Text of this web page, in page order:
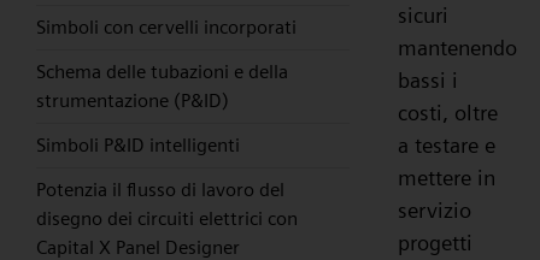
Simboli con cervelli incorporati
Schema delle tubazioni e della
strumentazione (P&ID)
Simboli P&ID intelligenti
Potenzia il flusso di lavoro del
disegno dei circuiti elettrici con
Capital X Panel Designer
sicuri
mantenendo
bassi i
costi, oltre
a testare e
mettere in
servizio
progetti